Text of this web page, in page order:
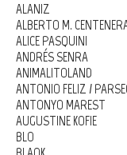
ALANIZ
ALBERTO M.
ALICE PASQUINI
ANDRÉS SENRA
ANIMALITOLAND
ANTONIO FELIZ /
ANTONYO MAREST
AUGUSTINE KOFIE
BLO